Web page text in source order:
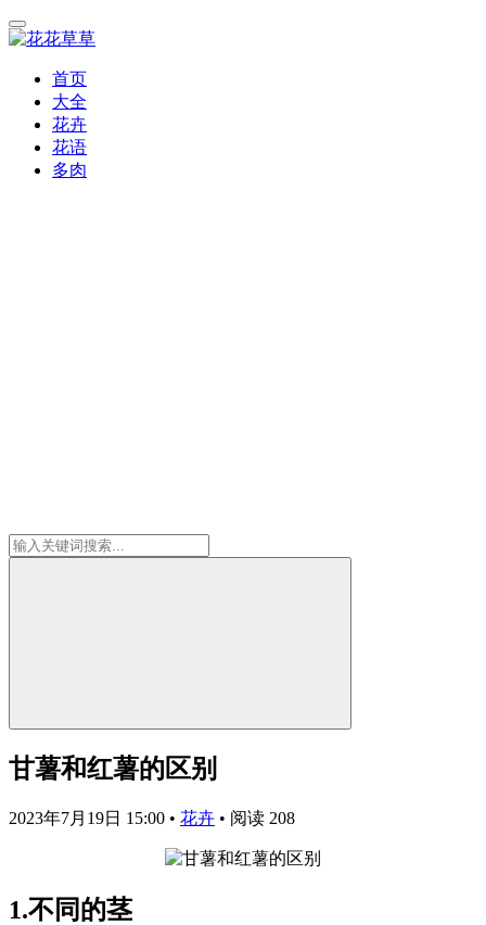
首页
大全
花卉
花语
多肉
甘薯和红薯的区别
2023年7月19日 15:00 • 花卉 • 阅读 208
1.不同的茎